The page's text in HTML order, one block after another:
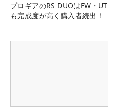
プロギアのRS DUOはFW・UT
も完成度が高く購入者続出！